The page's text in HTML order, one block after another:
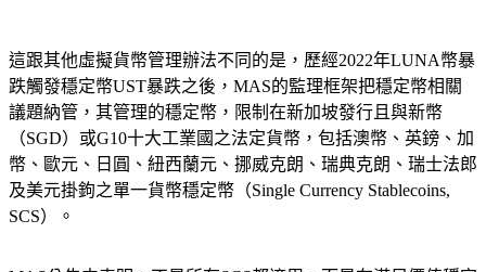
這跟其他虛擬貨幣管理辦法不同的是，歷經2022年LUNA幣暴
跌觸發穩定幣UST暴跌之後，MAS的監理框架把穩定幣相關
議題納管，其管理的穩定幣，限制在新加坡發行且與新幣
（SGD）或G10十大工業國之法定貨幣，包括澳幣、英鎊、加
幣、歐元、日圓、紐西蘭元、挪威克朗、瑞典克朗、瑞士法郎
及美元掛鉤之單一貨幣穩定幣（Single Currency Stablecoins,